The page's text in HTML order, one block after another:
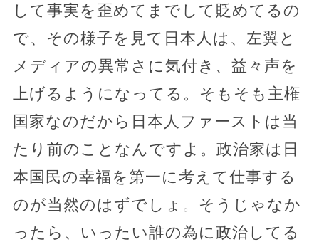
して事実を歪めてまでして貶めてるの
で、その様子を見て日本人は、左翼と
メディアの異常さに気付き、益々声を
上げるようになってる。そもそも主権
国家なのだから日本人ファーストは当
たり前のことなんですよ。政治家は日
本国民の幸福を第一に考えて仕事する
のが当然のはずでしょ。そうじゃなか
ったら、いったい誰の為に政治してる